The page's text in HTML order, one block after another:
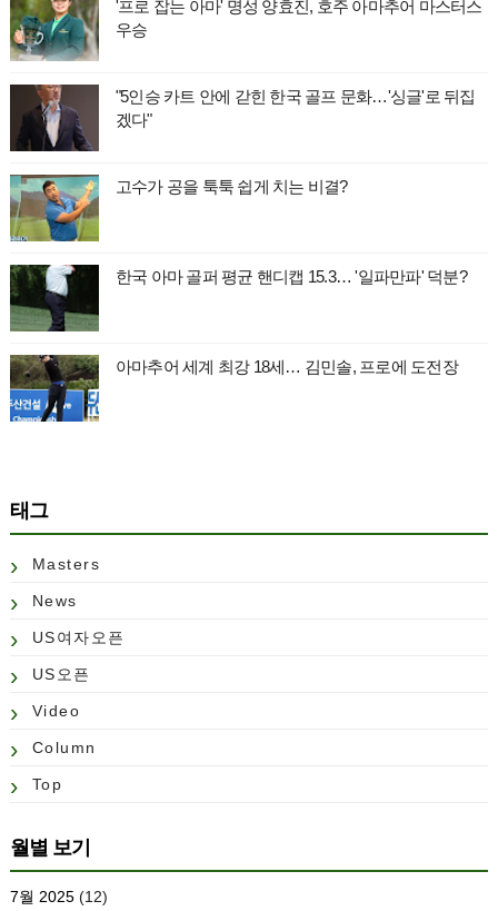
'프로 잡는 아마' 명성 양효진, 호주 아마추어 마스터스
우승
"5인승 카트 안에 갇힌 한국 골프 문화…'싱글'로 뒤집
겠다"
고수가 공을 툭툭 쉽게 치는 비결?
한국 아마 골퍼 평균 핸디캡 15.3… '일파만파' 덕분?
아마추어 세계 최강 18세… 김민솔, 프로에 도전장
태그
Masters
News
US여자오픈
US오픈
Video
Column
Top
월별 보기
7월 2025(12)